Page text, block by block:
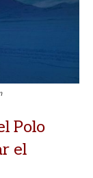
Polo
el